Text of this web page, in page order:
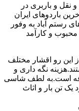
نقل و باربری در
باردوهای ایران
رستم آباد به وفور
و کارآمد
این رو اقشار مختلف
نگه داری و
است.به لطف شاسی
یک تن بار و اثاث